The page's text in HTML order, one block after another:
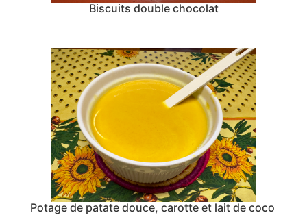
Biscuits double chocolat
Potage de patate douce, carotte et lait de coco